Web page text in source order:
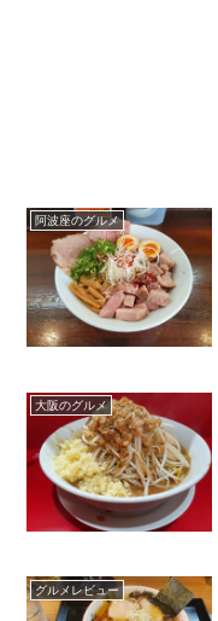
阿波座のグルメ
大阪のグルメ
グルメレビュー